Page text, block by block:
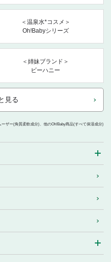
＜温泉水*コスメ＞
Oh!Babyシリーズ
＜姉妹ブランド＞
ビーハニー
見る
ーザー(角質柔軟成分)、他のOh!Baby商品(すべて保湿成分)